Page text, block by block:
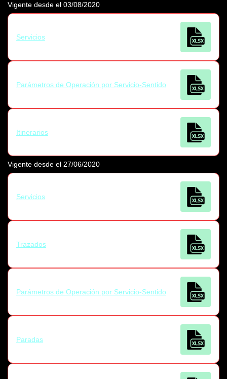
Vigente desde el 03/08/2020
Servicios
Parámetros de Operación por Servicio-Sentido
Itinerarios
Vigente desde el 27/06/2020
Servicios
Trazados
Parámetros de Operación por Servicio-Sentido
Paradas